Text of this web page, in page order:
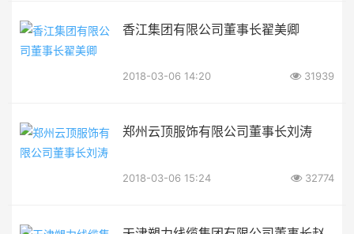
香江集团有限公司董事长翟美卿
2018-03-06 14:20 31939
郑州云顶服饰有限公司董事长刘涛
2018-03-06 15:24 32774